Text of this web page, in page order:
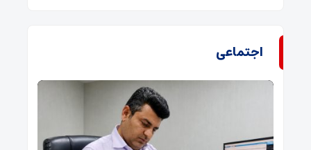
اجتماعی